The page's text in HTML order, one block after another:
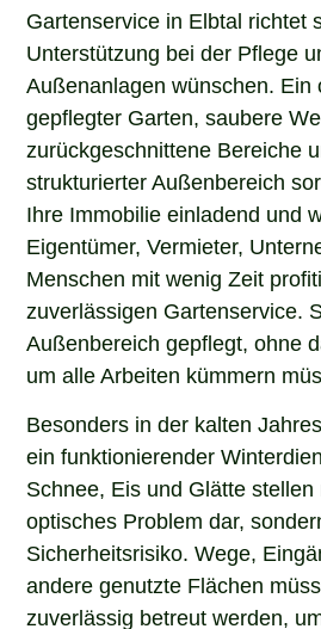
Gartenservice in Elbtal richtet
Unterstützung bei der Pflege
Außenanlagen wünschen. Ein
gepflegter Garten, saubere
zurückgeschnittene Bereiche
strukturierter Außenbereich
Ihre Immobilie einladend und
Eigentümer, Vermieter,
Menschen mit wenig Zeit
zuverlässigen Gartenservice.
Außenbereich gepflegt, ohne
um alle Arbeiten kümmern
Besonders in der kalten
ein funktionierender
Schnee, Eis und Glätte stellen
optisches Problem dar,
Sicherheitsrisiko. Wege,
andere genutzte Flächen
zuverlässig betreut werden,